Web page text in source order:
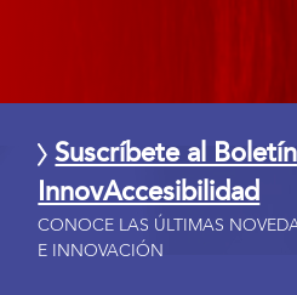
Suscríbete al Boletín
InnovAccesibilidad
CONOCE LAS ÚLTIMAS
E INNOVACIÓN